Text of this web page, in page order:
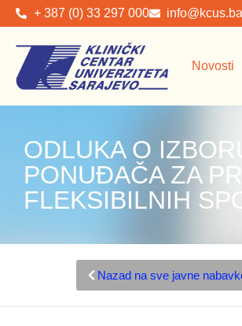
+ 387 (0) 33 297 000 info@kcus.ba
Novosti
ODLUKA O
PONUĐAČA ZA
FLEKSIBILNIH
Nazad na sve javne